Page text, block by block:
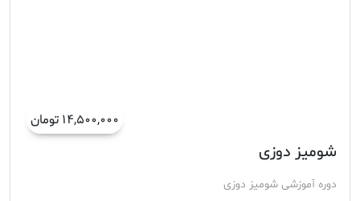
۱۴,۵۰۰,۰۰۰ تومان
شومیز دوزی
دوره آموزشی شومیز دوزی